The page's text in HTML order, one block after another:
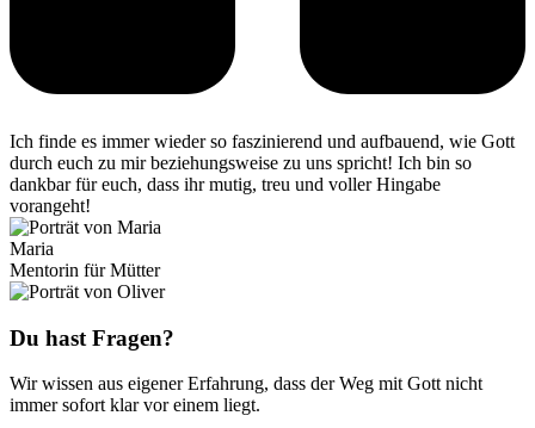
Ich finde es immer wieder so faszinierend und aufbauend, wie Gott
durch euch zu mir beziehungsweise zu uns spricht! Ich bin so
dankbar für euch, dass ihr mutig, treu und voller Hingabe
vorangeht!
Maria
Mentorin für Mütter
Du hast Fragen?
Wir wissen aus eigener Erfahrung, dass der Weg mit Gott nicht
immer sofort klar vor einem liegt.